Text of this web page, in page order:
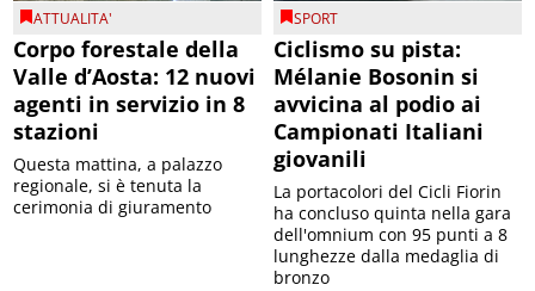
ATTUALITA'
Corpo forestale della
Valle d’Aosta: 12 nuovi
agenti in servizio in 8
stazioni
Questa mattina, a palazzo
regionale, si è tenuta la
cerimonia di giuramento
SPORT
Ciclismo su pista:
Mélanie Bosonin si
avvicina al podio ai
Campionati Italiani
giovanili
La portacolori del Cicli Fiorin
ha concluso quinta nella gara
dell'omnium con 95 punti a 8
lunghezze dalla medaglia di
bronzo